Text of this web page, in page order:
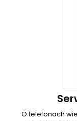
O telefonach